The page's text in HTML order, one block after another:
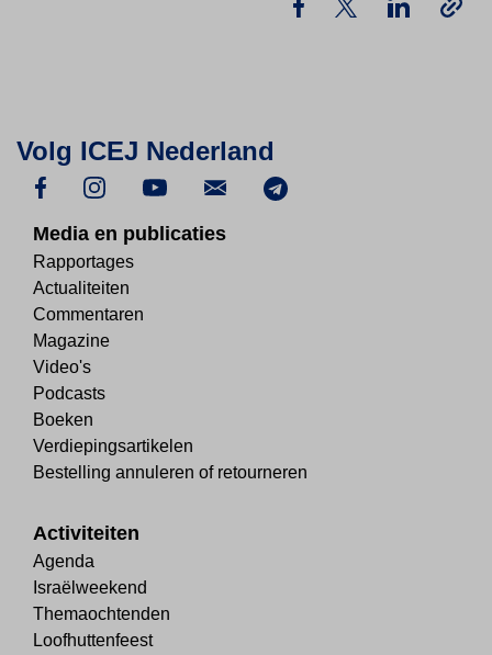
Volg ICEJ Nederland
Media en publicaties
Rapportages
Actualiteiten
Commentaren
Magazine
Video's
Podcasts
Boeken
Verdiepingsartikelen
Bestelling annuleren of retourneren
Activiteiten
Agenda
Israëlweekend
Themaochtenden
Loofhuttenfeest